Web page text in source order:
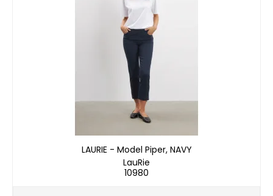
LAURIE - Model Piper, NAVY
LauRie
10980